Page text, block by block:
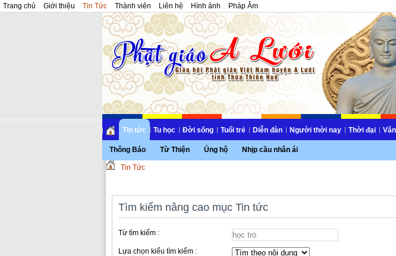
Trang chủ Giới thiệu Tin Tức Thành viên Liên hệ Hình ảnh Pháp Âm
Tin tức
Thông Báo Từ Thiện Ủng hộ Nhịp cầu nhân ái
Tu học Đời sống Tuổi trẻ Diễn đàn Người thời nay Thời đại
Tin Tức
Tìm kiếm nâng cao mục Tin tức
Từ tìm kiếm :
Lựa chọn kiểu tìm kiếm :